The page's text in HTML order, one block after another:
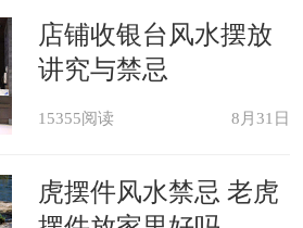
新；三来楼层虽然高但
一个风水极佳的黄金楼
店铺收银台风水摆放
讲究与禁忌
15355阅读 8月31日
虎摆件风水禁忌 老虎